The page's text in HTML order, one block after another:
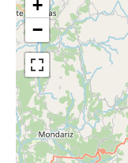
+
−